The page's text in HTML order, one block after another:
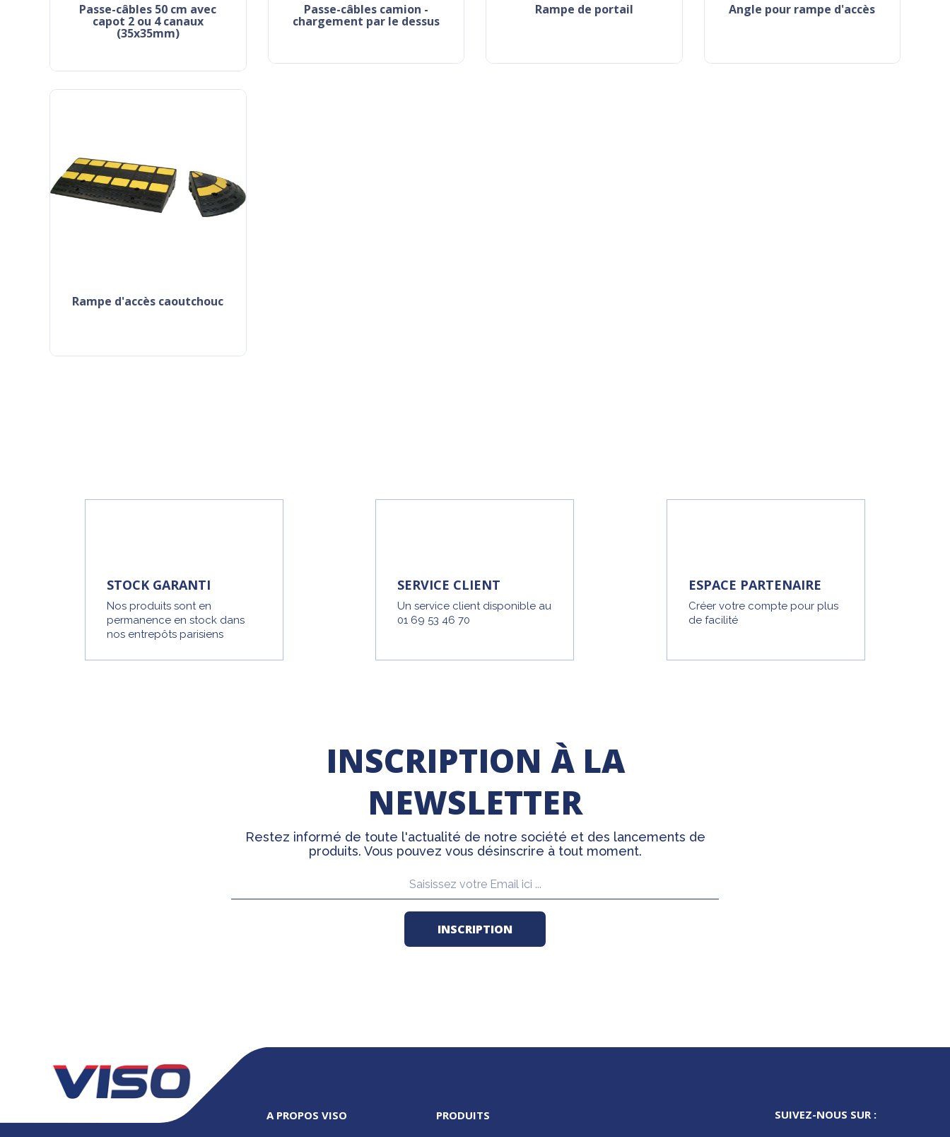
passe-câbles 50 cm avec
capot 2 ou 4 canaux
(35x35mm)
passe-câbles camion -
chargement par le dessus
rampe de portail angle pour rampe d'accès
rampe d'accès caoutchouc
STOCK GARANTI
Nos produits sont en
permanence en stock dans
nos entrepôts parisiens
SERVICE CLIENT
Un service client disponible au
01 69 53 46 70
ESPACE PARTENAIRE
Créer votre compte pour plus
de facilité
INSCRIPTION À LA
NEWSLETTER
Restez informé de toute l'actualité de notre société et des lancements de
produits. Vous pouvez vous désinscrire à tout moment.
A PROPOS VISO PRODUITS SUIVEZ-NOUS SUR :